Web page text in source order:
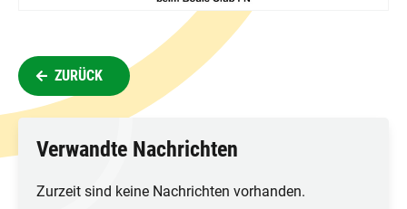
ZURÜCK
Verwandte Nachrichten
Zurzeit sind keine Nachrichten vorhanden.